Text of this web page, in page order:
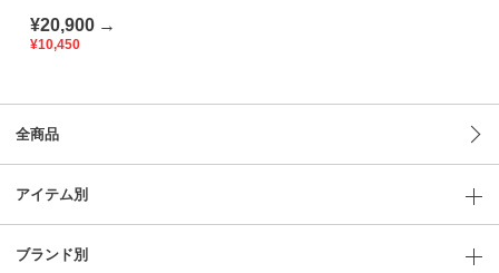
¥20,900 →
¥10,450
全商品
アイテム別
ブランド別